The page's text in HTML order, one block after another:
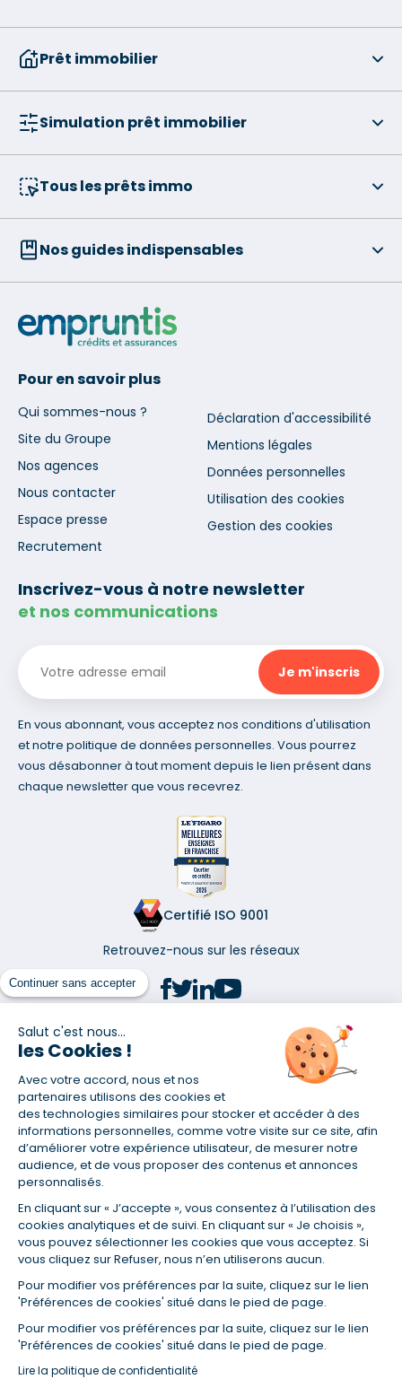
Continuer sans accepter
Salut c'est nous...
les Cookies !
Avec votre accord, nous et nos
partenaires utilisons des cookies et
des technologies similaires pour stocker et accéder à des
informations personnelles, comme votre visite sur ce site, afin
d’améliorer votre expérience utilisateur, de mesurer notre
audience, et de vous proposer des contenus et annonces
personnalisés.
En cliquant sur « J’accepte », vous consentez à l’utilisation des
cookies analytiques et de suivi. En cliquant sur « Je choisis »,
vous pouvez sélectionner les cookies que vous acceptez. Si
vous cliquez sur Refuser, nous n’en utiliserons aucun.
Pour modifier vos préférences par la suite, cliquez sur le lien
'Préférences de cookies' situé dans le pied de page.
Pour modifier vos préférences par la suite, cliquez sur le lien
'Préférences de cookies' situé dans le pied de page.
Lire la politique de confidentialité
Prêt immobilier
Simulation prêt immobilier
Tous les prêts immo
Nos guides indispensables
Pour en savoir plus
Qui sommes-nous ?
Site du Groupe
Nos agences
Nous contacter
Espace presse
Recrutement
Déclaration d'accessibilité
Mentions légales
Données personnelles
Utilisation des cookies
Gestion des cookies
Inscrivez-vous à notre newsletter
et nos communications
En vous abonnant, vous acceptez nos conditions d'utilisation
et notre politique de données personnelles. Vous pourrez
vous désabonner à tout moment depuis le lien présent dans
chaque newsletter que vous recevrez.
Certifié ISO 9001
Retrouvez-nous sur les réseaux
(1) Taux fixe national hors assurance et selon votre profil
(2) Économie de 65 % pour l'assurance d'un prêt amortissable de 330
457,23 € à 0,90 % sur 19,5 ans, accordé à un salarié non cadre assuré à
100 % (décès, PTIA, IPP, ITT, IPP) âgé de 36 ans fumeur et une personne
salariée non cadre assurée à 100 % (décès, PTIA, IPP, ITT, IPP) âgée de 35
ans et non-fumeur, tous deux sans risque médical connu. Au
14/07/2019, coût de l'assurance proposée par la banque 179,08 €/mois
en moyenne contre 64,60 €/mois en moyenne au 14/07/2022 avec
Empruntis.com (TAEA : 0,44 %, coût total de l'assurance : 15 117,65 €).
(3) Taux minimum pour un crédit consommation d'un montant fixé entre
5 000 et 20 000 euros, selon profil et durée.
(4) La diminution du montant des mensualités entraîne l'allongement
de la durée de remboursement ainsi que la hausse du coût total du
(5) Banques de réseau, mutualistes, spécialisées, directions
régionales, organismes de crédit selon votre profil et votre demande.
Mutuelles, compagnies et courtiers d'assurances. Selon votre profil et
votre demande.
régionales, organismes de crédit, selon votre profil et votre demande.